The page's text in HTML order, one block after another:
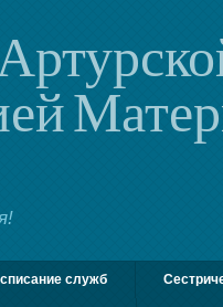
служб